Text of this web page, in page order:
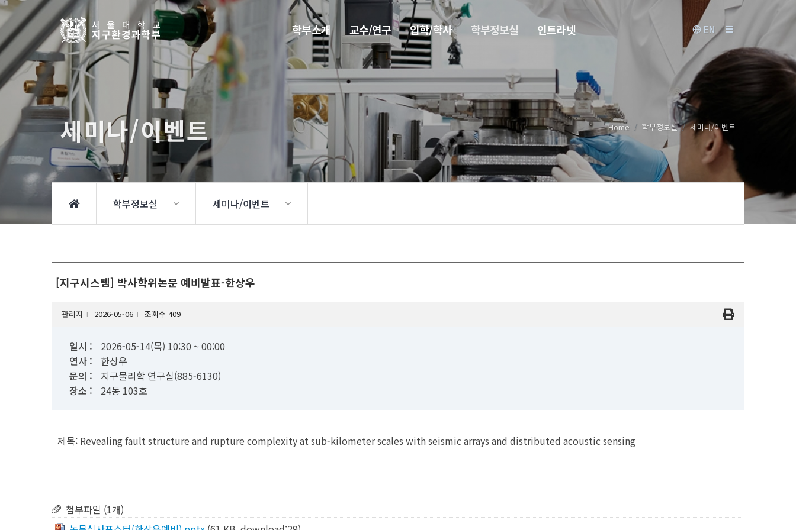
학부소개 교수/연구 입학/학사 학부정보실 인트라넷 EN
세미나/이벤트 Home 학부정보실 세미나/이벤트
학부정보실 세미나/이벤트
[지구시스템] 박사학위논문 예비발표-한상우
관리자 2026-05-06 조회수 409
일시 :
2026-05-14(목) 10:30 ~ 00:00
연사 :
한상우
문의 :
지구물리학 연구실(885-6130)
장소 :
24동 103호
제목: Revealing fault structure and rupture complexity at sub-kilometer scales with seismic arrays and distributed acoustic sensing
첨부파일 (1개)